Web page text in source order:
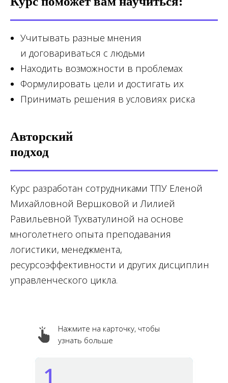
Учитывать разные мнения
и договариваться с людьми
Находить возможности в проблемах
Формулировать цели и достигать их
Принимать решения в условиях риска
Авторский
подход
Курс разработан сотрудниками ТПУ Еленой
Михайловной Вершковой и Лилией
Равильевной Тухватулиной на основе
многолетнего опыта преподавания
логистики, менеджмента,
ресурсоэффективности и других дисциплин
управленческого цикла.
Нажмите на карточку, чтобы
узнать больше